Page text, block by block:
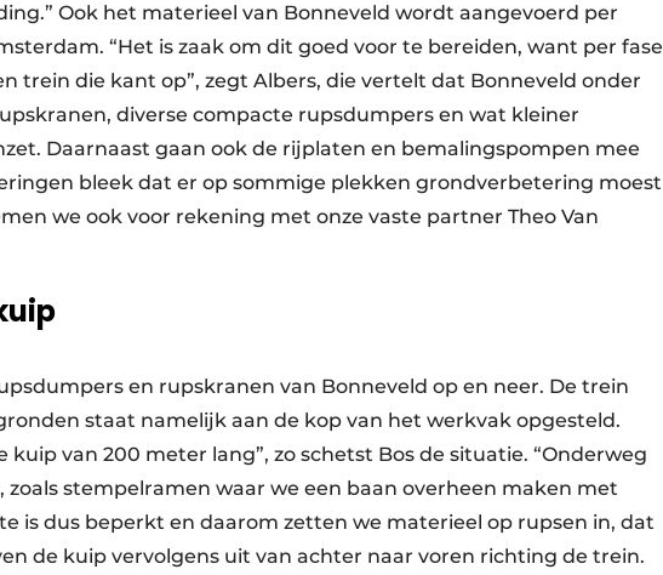
Ook het materieel van ­Bonneveld wordt aangevoerd per
“Het is zaak om dit goed voor te bereiden, want per fase
trein die kant op”, zegt Albers, die vertelt dat Bonneveld onder
diverse compacte rupsdumpers en wat kleiner
Daarnaast gaan ook de rijplaten en bemalingspompen mee
bleek dat er op sommige plekken grondverbetering moest
we ook voor rekening met onze vaste partner Theo Van
en rupskranen van Bonneveld op en neer. De trein
staat namelijk aan de kop van het werkvak opgesteld.
kuip van 200 meter lang”, zo schetst Bos de situatie. “Onderweg
zoals stempelramen waar we een baan overheen maken met
is dus beperkt en daarom zetten we materieel op rupsen in, dat
de kuip vervolgens uit van achter naar voren richting de trein.